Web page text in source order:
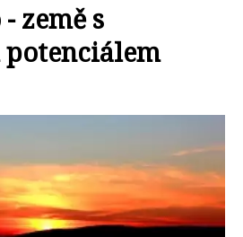
země s